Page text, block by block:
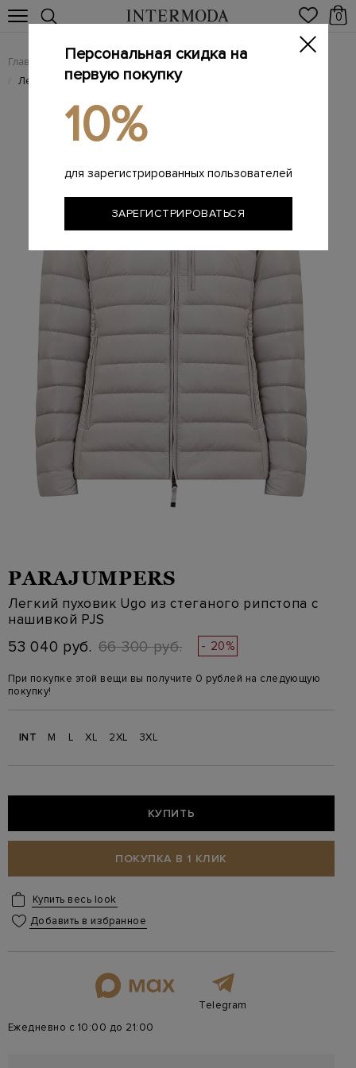
0
Главная Мужчинам / Одежда / Пуховики
/ Легкий пуховик Ugo из стеганого рипстопа с нашивкой PJS
PARAJUMPERS
Легкий пуховик Ugo из стеганого рипстопа с
нашивкой PJS
53 040 руб. 66 300 руб. - 20%
При покупке этой вещи вы получите 0 рублей на следующую
покупку!
INT M L XL 2XL 3XL
КУПИТЬ
ПОКУПКА В 1 КЛИК
Купить весь look
Добавить в избранное
Telegram
Ежедневно с 10:00 до 21:00
Персональная скидка на
первую покупку
10%
для зарегистрированных пользователей
ЗАРЕГИСТРИРОВАТЬСЯ